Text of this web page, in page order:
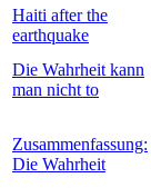
Haiti after the
earthquake
Die Wahrheit kann
man nicht to
Zusammenfassung:
Die Wahrheit